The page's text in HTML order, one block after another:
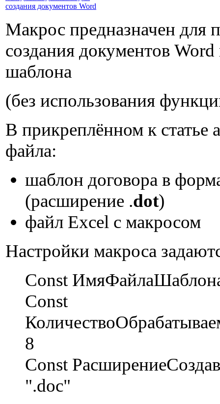
Макрос предназначен для
создания документов Word
шаблона
(без использования
В прикреплённом к статье
файла:
шаблон договора в
(расширение .dot)
файл Excel с макросом
Настройки макроса
Const
Const
8
Const
".doc"